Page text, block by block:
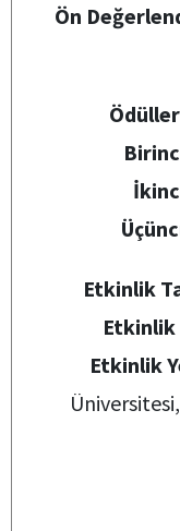
Ön
Etkinlik
Etkinlik
Etkinlik